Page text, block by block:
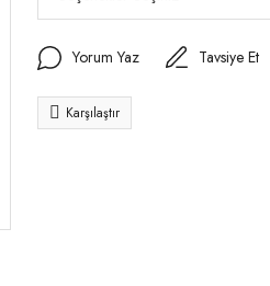
Yorum Yaz Tavsiye Et
Karşılaştır